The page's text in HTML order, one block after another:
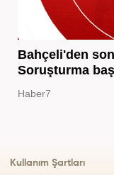
Bahçeli'den
Soruşturma
Haber7
Kullanım Şartları